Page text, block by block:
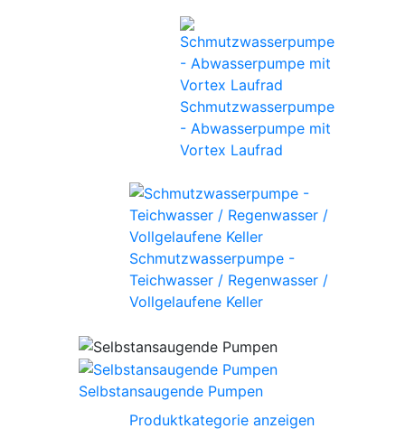
Schmutzwasserpumpe
- Abwasserpumpe mit
Vortex Laufrad
Schmutzwasserpumpe -
Teichwasser / Regenwasser /
Vollgelaufene Keller
Selbstansaugende Pumpen
Produktkategorie anzeigen